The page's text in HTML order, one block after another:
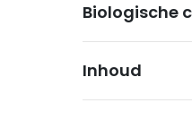
Biologische
Inhoud